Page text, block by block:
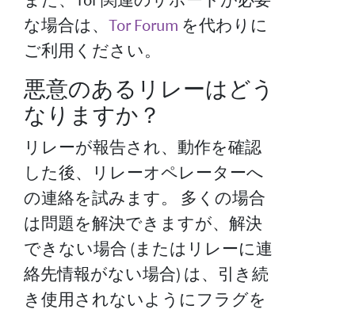
な場合は、 Tor Forum を代わりに
ご利用ください。
悪意のあるリレーはどう
なりますか？
リレーが報告され、動作を確認
した後、リレーオペレーターへ
の連絡を試みます。 多くの場合
は問題を解決できますが、解決
できない場合 (またはリレーに連
絡先情報がない場合) は、引き続
き使用されないようにフラグを